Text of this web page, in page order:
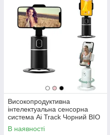
Високопродуктивна
інтелектуальна сенсорна
система Ai Track Чорний BIO
В наявності